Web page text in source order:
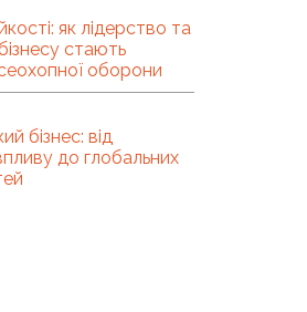
як лідерство та
стають
оборони
бізнес: від
до глобальних